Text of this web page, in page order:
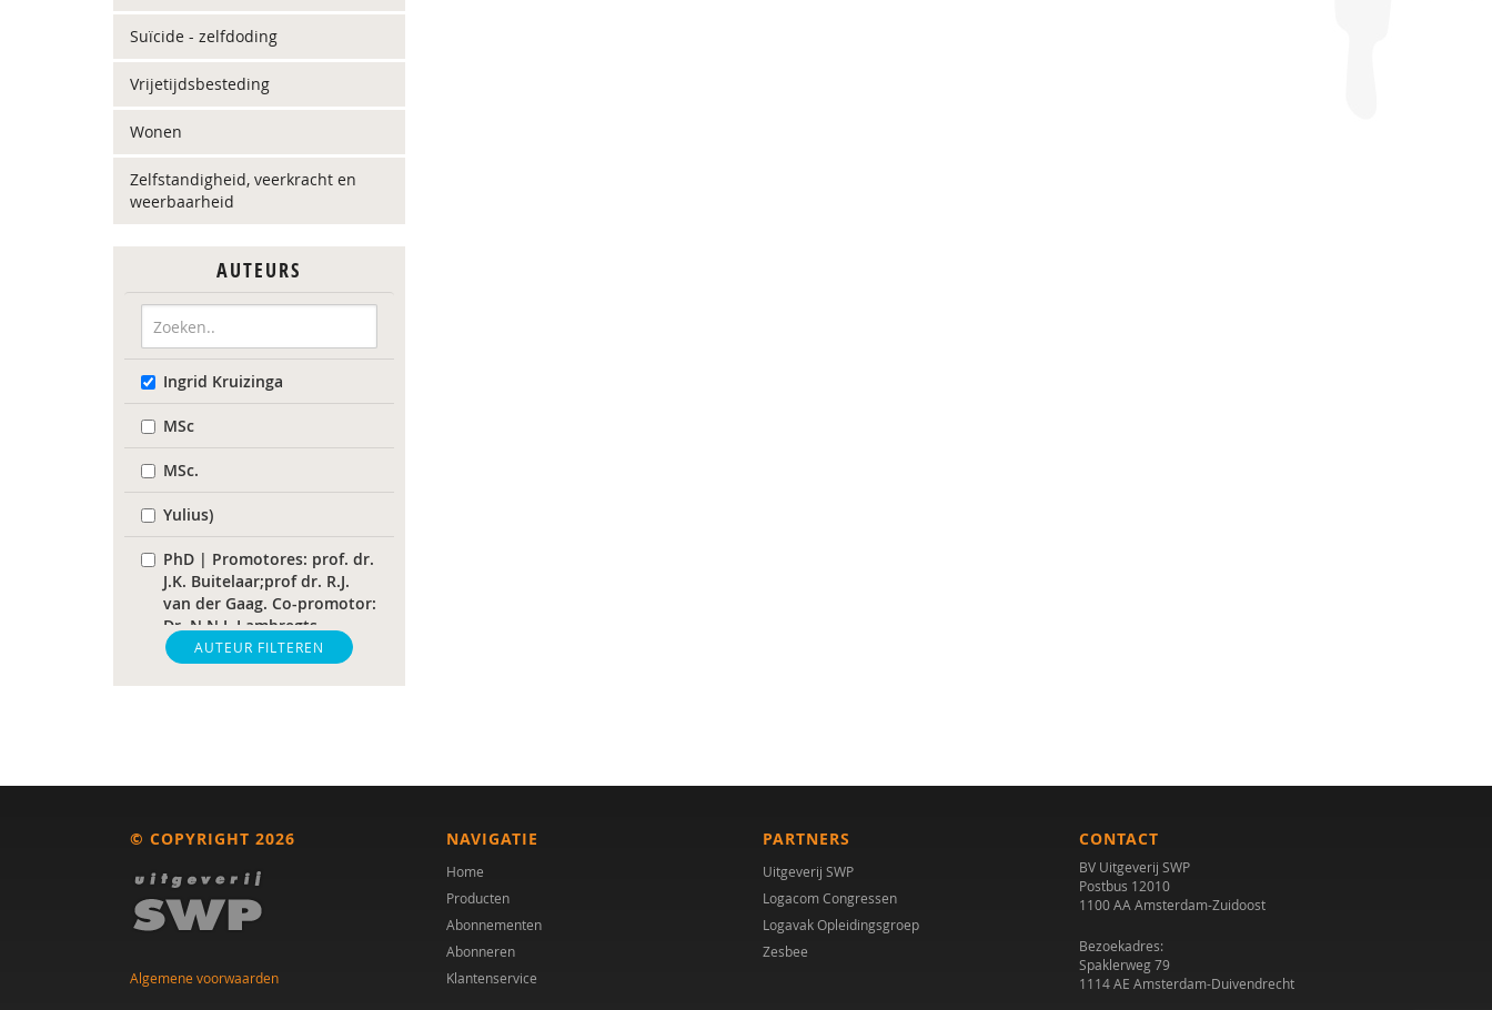
Suïcide - zelfdoding
Vrijetijdsbesteding
Wonen
Zelfstandigheid, veerkracht en
weerbaarheid
AUTEURS
Ingrid Kruizinga
MSc
MSc.
Yulius)
PhD | Promotores: prof. dr.
J.K. Buitelaar;prof dr. R.J.
van der Gaag. Co-promotor:
Dr. N.N.J. Lambregts-
Rommelse
Paul A. Mulder
Laurie A. Stowe
M.E. Akkermans
Helena Andrea
AUTEUR FILTEREN
© COPYRIGHT 2026
Algemene voorwaarden
NAVIGATIE
Home
Producten
Abonnementen
Abonneren
Klantenservice
PARTNERS
Uitgeverij SWP
Logacom Congressen
Logavak Opleidingsgroep
Zesbee
CONTACT
BV Uitgeverij SWP
Postbus 12010
1100 AA Amsterdam-Zuidoost
Bezoekadres:
Spaklerweg 79
1114 AE Amsterdam-Duivendrecht